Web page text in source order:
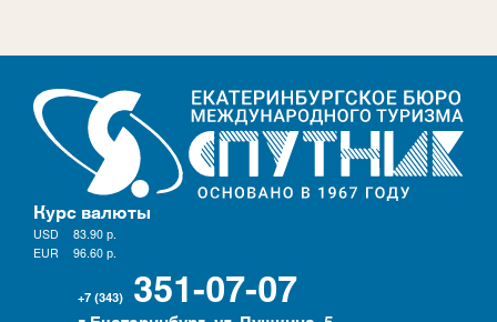
Курс валюты
USD 83.90 р.
EUR
96.60 р.
+7 (343) 351-07-07